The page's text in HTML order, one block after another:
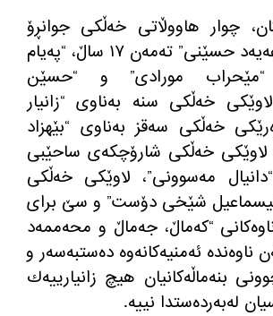
چوار هاووڵاتی خه‌ڵكی جوانڕۆ
به‌ناوه‌كانی “مۆعه‌یه‌د حسێنی” ته‌مه‌ن ١٧ ساڵ، “په‌یام
“مێحراب مورادی” و “حسێن
خه‌ڵكی سنه‌ به‌ناوی “زانیار
خه‌ڵكی سه‌قز به‌ناوی “بێهزاد
لاوێكی خه‌ڵكی شارۆچكه‌ی ساحێبی
مه‌سوونی”، لاوێكی خه‌ڵكی
شێخی دۆست” و سێ برای
“كه‌ماڵ، جه‌ماڵ و محه‌ممه‌د
ناوه‌نده‌ ئه‌منیه‌كانه‌وه‌ ده‌ستبه‌سه‌ر و
بنه‌ماڵه‌كانیان هیچ زانیارییه‌ك
له‌به‌رده‌ستدا نییه‌.